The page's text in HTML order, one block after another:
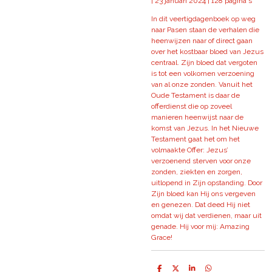
In dit veertigdagenboek op weg
naar Pasen staan de verhalen die
heenwijzen naar of direct gaan
over het kostbaar bloed van Jezus
centraal. Zijn bloed dat vergoten
is tot een volkomen verzoening
van al onze zonden. Vanuit het
Oude Testament is daar de
offerdienst die op zoveel
manieren heenwijst naar de
komst van Jezus. In het Nieuwe
Testament gaat het om het
volmaakte Offer: Jezus’
verzoenend sterven voor onze
zonden, ziekten en zorgen,
uitlopend in Zijn opstanding. Door
Zijn bloed kan Hij ons vergeven
en genezen. Dat deed Hij niet
omdat wij dat verdienen, maar uit
genade. Hij voor mij: Amazing
Grace!